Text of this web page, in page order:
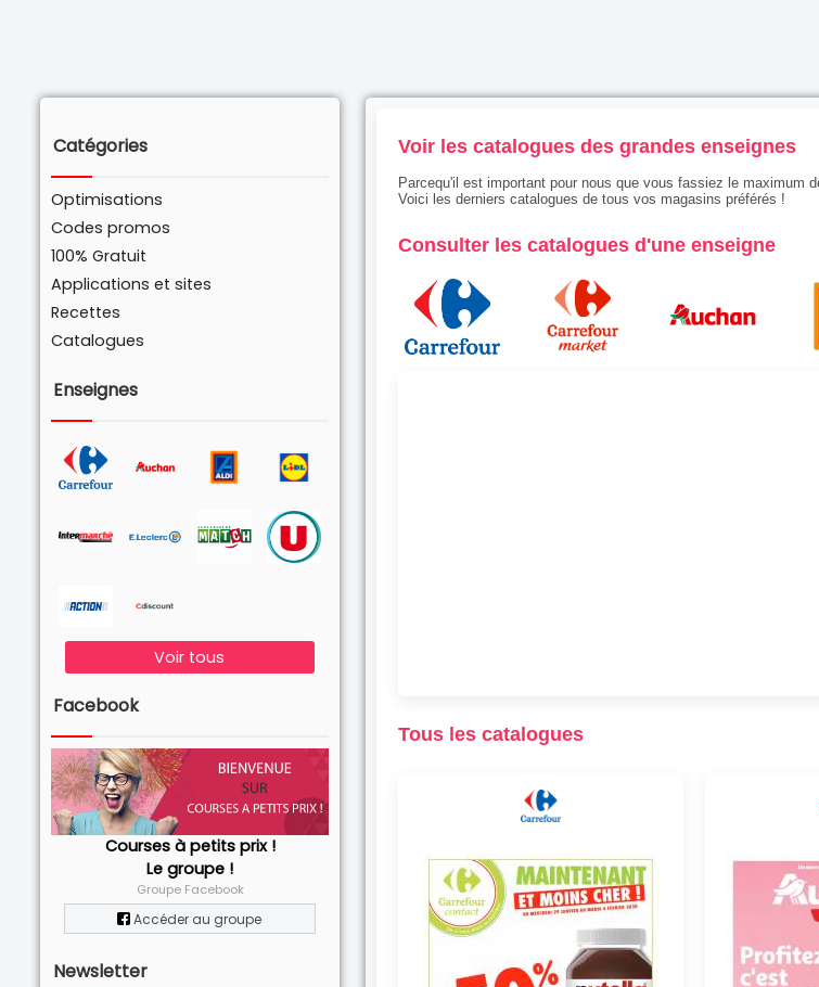
Voir les catalogues des grandes enseignes
Parcequ'il est important pour nous que vous fassiez le maximum
Voici les derniers catalogues de tous vos magasins préférés !
Consulter les catalogues d'une enseigne
Tous les catalogues
Catégories
Optimisations
Codes promos
100% Gratuit
Applications et sites
Recettes
Catalogues
Enseignes
Voir tous
Facebook
Courses à petits prix !
Le groupe !
Groupe Facebook
Accéder au groupe
Newsletter